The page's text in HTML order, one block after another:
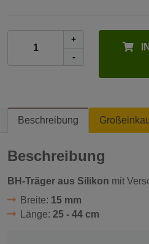
+
-
Beschreibung
Beschreibung
BH-Träger aus Silikon mit
Breite: 15 mm
Länge: 25 - 44 cm